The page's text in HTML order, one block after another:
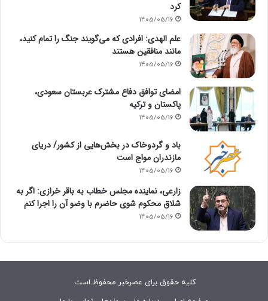
کرد
1405/05/16
علم الهدی: افرادی که می‌گویند جنگ را تمام کنید،
مانند منافقین هستند
1405/05/16
امضای توافق دفاع مشترک عربستان سعودی،
پاکستان و ترکیه
1405/05/16
باد و گردوخاک در بخش‌هایی از کشور/ دریای
مازندران مواج است
1405/05/16
زارعی، نماینده مجلس خطاب به باقر خرازی: اگر به
شلاق محکوم شوی حاضرم با وضو آن را اجرا کنم
1405/05/16
کلیه حقوق برای عصرخبر محفوظ است.